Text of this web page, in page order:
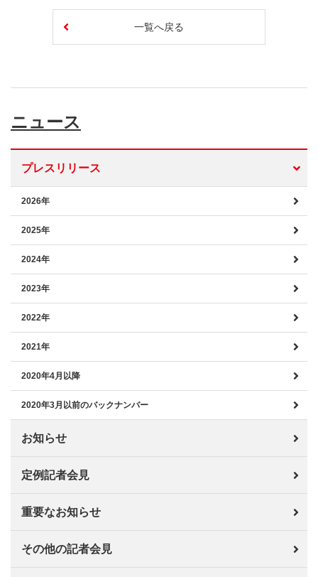
一覧へ戻る
ニュース
プレスリリース
2026年
2025年
2024年
2023年
2022年
2021年
2020年4月以降
2020年3月以前のバックナンバー
お知らせ
定例記者会見
重要なお知らせ
その他の記者会見